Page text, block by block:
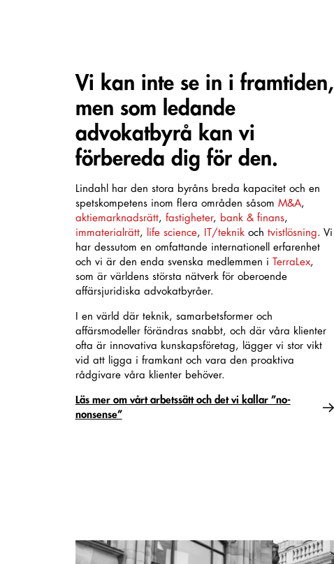
Vi kan inte se in i framtiden,
men som ledande
advokatbyrå kan vi
förbereda dig för den.
Lindahl har den stora byråns breda kapacitet och en
spetskompetens inom flera områden såsom M&A,
aktiemarknadsrätt, fastigheter, bank & finans,
immaterialrätt, life science, IT/teknikoch tvistlösning. Vi
har dessutom en omfattande internationell erfarenhet
och vi är den enda svenska medlemmen i
TerraLex,
som är världens största nätverk för oberoende
affärsjuridiska advokatbyråer.
I en värld där teknik, samarbetsformer och
affärsmodeller förändras snabbt, och där våra klienter
ofta är innovativa kunskapsföretag, lägger vi stor vikt
vid att ligga i framkant och vara den proaktiva
rådgivare våra klienter behöver.
Läs mer om vårt arbetssätt och det vi kallar ”no-
nonsense”